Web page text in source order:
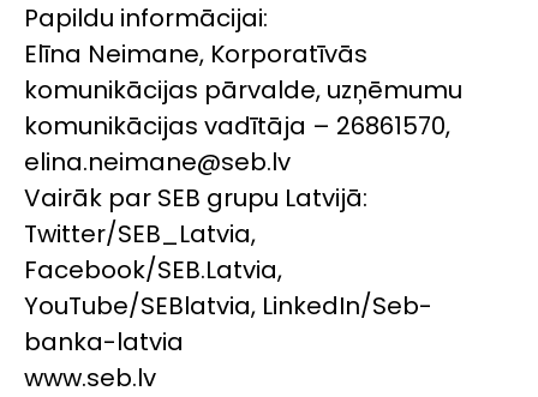
Papildu informācijai:
Elīna Neimane, Korporatīvās
komunikācijas pārvalde, uzņēmumu
komunikācijas vadītāja – 26861570,
elina.neimane@seb.lv
Vairāk par SEB grupu Latvijā:
Twitter/SEB_Latvia,
Facebook/SEB.Latvia,
YouTube/SEBlatvia, LinkedIn/Seb-
banka-latvia
www.seb.lv